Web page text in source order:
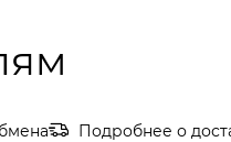
Подробнее о